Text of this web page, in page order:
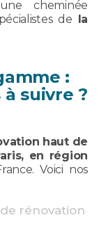
cheminée
de la
:
suivre ?
haut de
en région
Voici nos
rénovation